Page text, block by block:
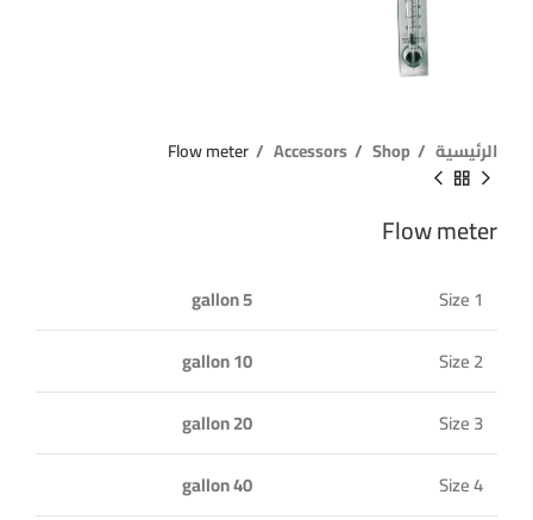
الرئيسية Shop
Accessors
Flow meter
Flow meter
Size 1
5 gallon
Size 2
10 gallon
Size 3
20 gallon
Size 4
40 gallon